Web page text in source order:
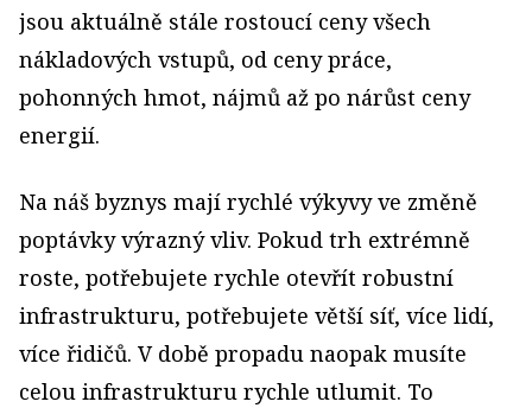
jsou aktuálně stále rostoucí ceny všech
nákladových vstupů, od ceny práce,
pohonných hmot, nájmů až po nárůst ceny
energií.
Na náš byznys mají rychlé výkyvy ve změně
poptávky výrazný vliv. Pokud trh extrémně
roste, potřebujete rychle otevřít robustní
infrastrukturu, potřebujete větší síť, více lidí,
více řidičů. V době propadu naopak musíte
celou infrastrukturu rychle utlumit. To